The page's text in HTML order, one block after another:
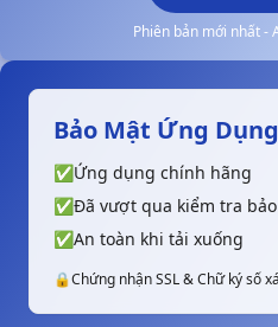
Phiên bản mới nhất -
Bảo Mật Ứng Dụng
✅Ứng dụng chính hãng
✅Đã vượt qua kiểm tra
✅An toàn khi tải xuống
🔒Chứng nhận SSL & Chữ ký số